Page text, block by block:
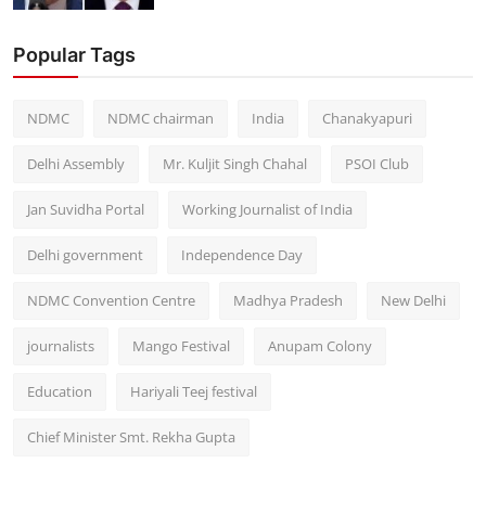
Popular Tags
NDMC NDMC chairman India Chanakyapuri
Delhi Assembly Mr. Kuljit Singh Chahal PSOI Club
Jan Suvidha Portal Working Journalist of India
Delhi government Independence Day
NDMC Convention Centre Madhya Pradesh New Delhi
journalists Mango Festival Anupam Colony
Education Hariyali Teej festival
Chief Minister Smt. Rekha Gupta